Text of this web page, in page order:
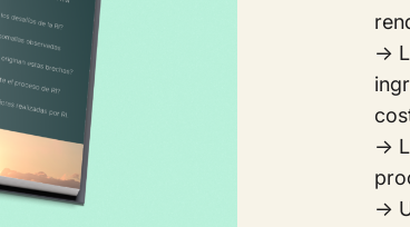
→
→
→